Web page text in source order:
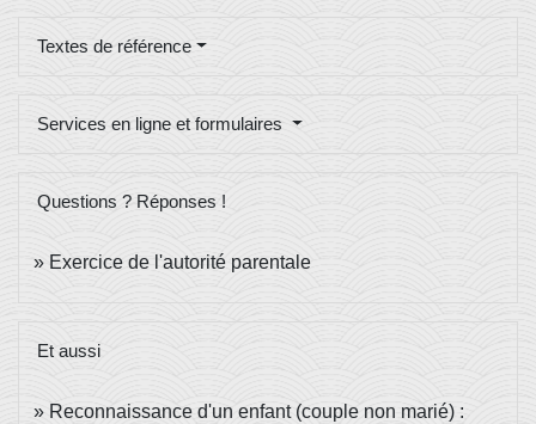
Textes de référence
Services en ligne et formulaires
Questions ? Réponses !
Exercice de l'autorité parentale
Et aussi
Reconnaissance d'un enfant (couple non marié) :